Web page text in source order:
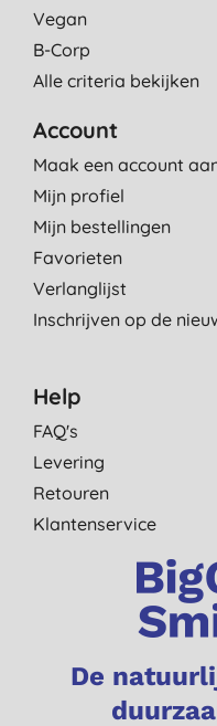
Vegan
B-Corp
Alle criteria bekijken
Account
Maak een account
Mijn profiel
Mijn bestellingen
Favorieten
Verlanglijst
Inschrijven op de
Help
FAQ's
Levering
Retouren
Klantenservice
De